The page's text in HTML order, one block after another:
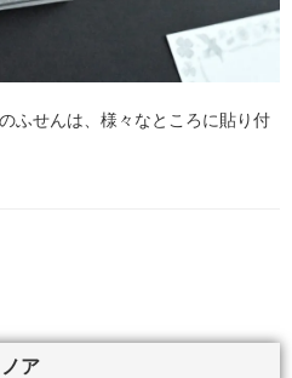
ふせんは、様々なところに貼り付
ノア